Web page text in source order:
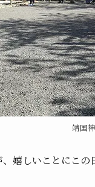
靖国
嬉しいことにこ